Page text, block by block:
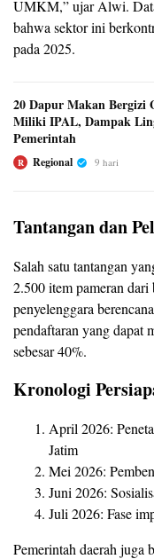
UMKM,” ujar Alwi.
bahwa sektor ini
pada 2025.
20 Dapur Makan Bergizi
Miliki IPAL, Dampak
Pemerintah
R Regional 9 hari
Tantangan dan
Salah satu tantangan
2.500 item pameran
penyelenggara
pendaftaran yang dapat
sebesar 40%.
Kronologi
April 2026:
Jatim
Mei 2026:
Juni 2026:
Juli 2026: Fase
Pemerintah daerah juga